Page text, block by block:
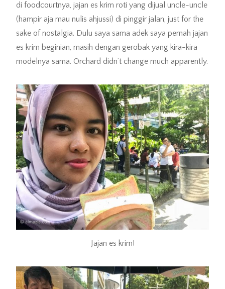
di foodcourtnya, jajan es krim roti yang dijual uncle-uncle
(hampir aja mau nulis ahjussi) di pinggir jalan, just for the
sake of nostalgia. Dulu saya sama adek saya pernah jajan
es krim beginian, masih dengan gerobak yang kira-kira
modelnya sama. Orchard didn’t change much apparently.
Jajan es krim!